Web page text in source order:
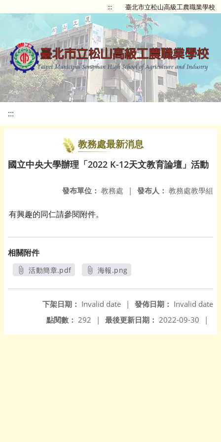
::: 臺北市立松山高級工農職業學校
:::
教務處最新消息
國立中央大學辦理「2022 K-12天文教育論壇」活動
發布人： 教務處教學組
發布單位： 教務處 |
有興趣的同仁請參閱附件。
相關附件
活動簡章.pdf
海報.png
發佈日期： Invalid date
下架日期： Invalid date
|
最後更新日期： 2022-09-30 |
點閱數： 292 |